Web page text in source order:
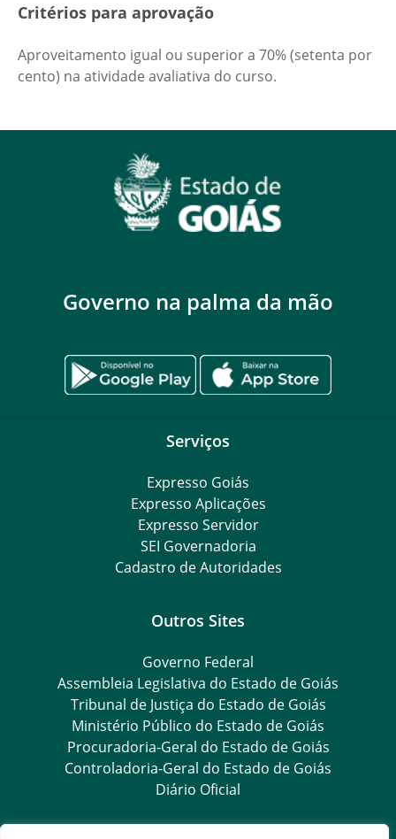
Critérios para aprovação
Aproveitamento igual ou superior a 70% (setenta por
cento) na atividade avaliativa do curso.
Governo na palma da mão
Serviços
Expresso Goiás
Expresso Aplicações
Expresso Servidor
SEI Governadoria
Cadastro de Autoridades
Outros Sites
Governo Federal
Assembleia Legislativa do Estado de Goiás
Tribunal de Justiça do Estado de Goiás
Ministério Público do Estado de Goiás
Procuradoria-Geral do Estado de Goiás
Controladoria-Geral do Estado de Goiás
Diário Oficial